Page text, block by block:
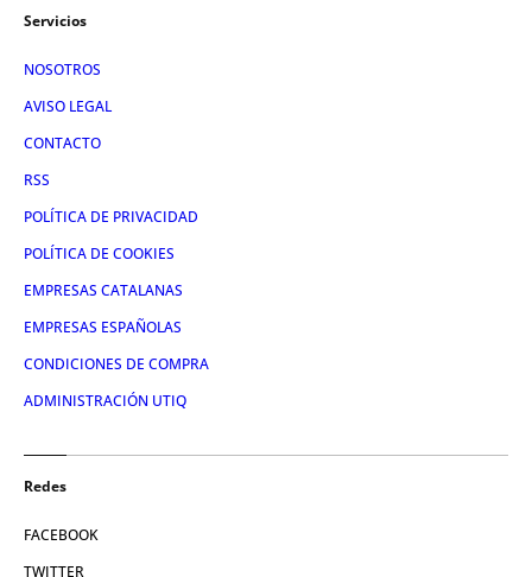
Servicios
NOSOTROS
AVISO LEGAL
CONTACTO
RSS
POLÍTICA DE PRIVACIDAD
POLÍTICA DE COOKIES
EMPRESAS CATALANAS
EMPRESAS ESPAÑOLAS
CONDICIONES DE COMPRA
ADMINISTRACIÓN UTIQ
Redes
FACEBOOK
TWITTER